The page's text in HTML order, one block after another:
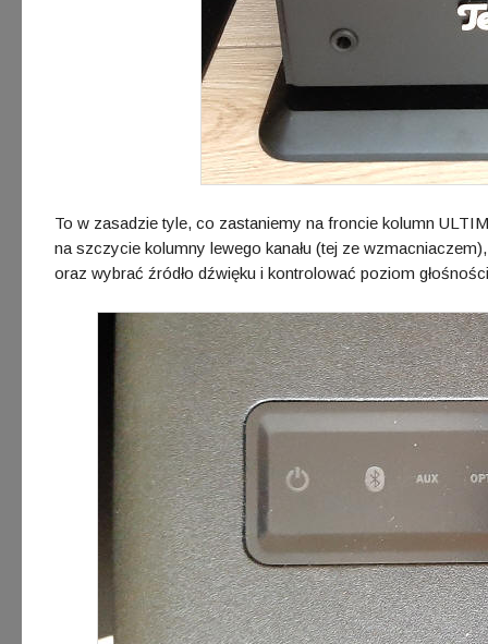
To w zasadzie tyle, co zastaniemy na froncie kolumn
na szczycie kolumny lewego kanału (tej ze
oraz wybrać źródło dźwięku i kontrolować poziom